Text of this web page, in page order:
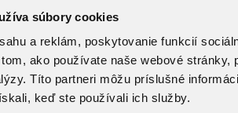
súbory cookies
a reklám, poskytovanie funkcií
ako používate naše webové
Títo partneri môžu príslušné
keď ste používali ich služby.